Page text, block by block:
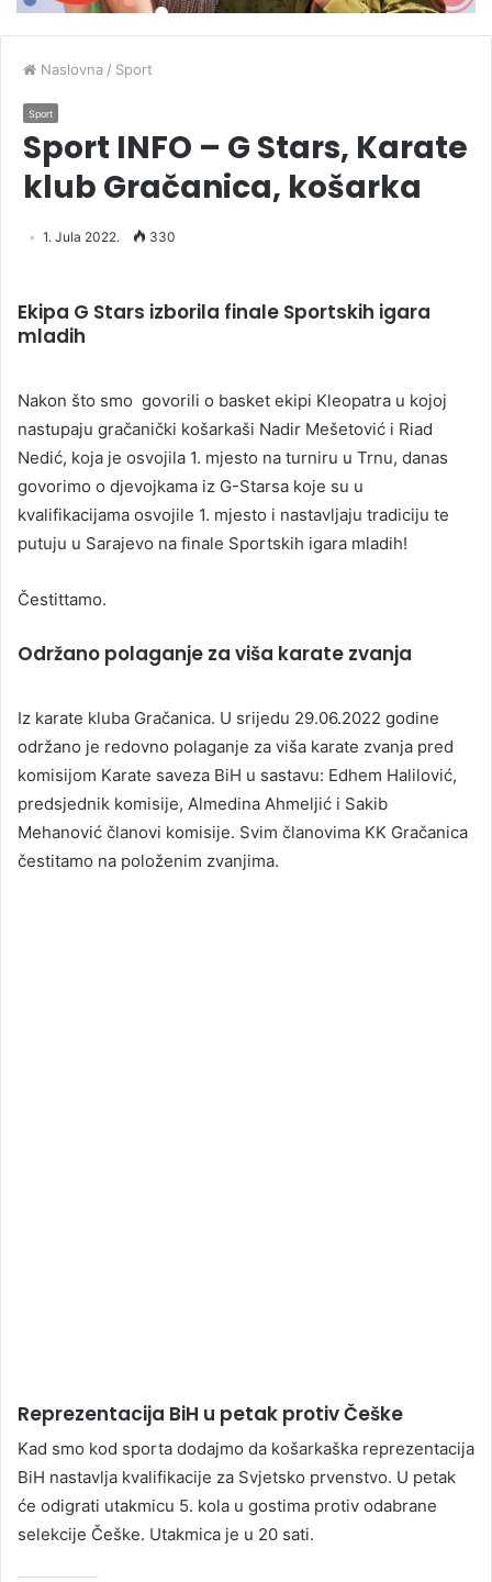
Naslovna / Sport
Sport
Sport INFO – G Stars, Karate
klub Gračanica, košarka
1. Jula 2022. 330
Ekipa G Stars izborila finale Sportskih igara
mladih
Nakon što smo govorili o basket ekipi Kleopatra u kojoj
nastupaju gračanički košarkaši Nadir Mešetović i Riad
Nedić, koja je osvojila 1. mjesto na turniru u Trnu, danas
govorimo o djevojkama iz G-Starsa koje su u
kvalifikacijama osvojile 1. mjesto i nastavljaju tradiciju te
putuju u Sarajevo na finale Sportskih igara mladih!
Čestittamo.
Održano polaganje za viša karate zvanja
Iz karate kluba Gračanica. U srijedu 29.06.2022 godine
održano je redovno polaganje za viša karate zvanja pred
komisijom Karate saveza BiH u sastavu: Edhem Halilović,
predsjednik komisije, Almedina Ahmeljić i Sakib
Mehanović članovi komisije. Svim članovima KK Gračanica
čestitamo na položenim zvanjima.
Reprezentacija BiH u petak protiv Češke
Kad smo kod sporta dodajmo da košarkaška reprezentacija
BiH nastavlja kvalifikacije za Svjetsko prvenstvo. U petak
će odigrati utakmicu 5. kola u gostima protiv odabrane
selekcije Češke. Utakmica je u 20 sati.